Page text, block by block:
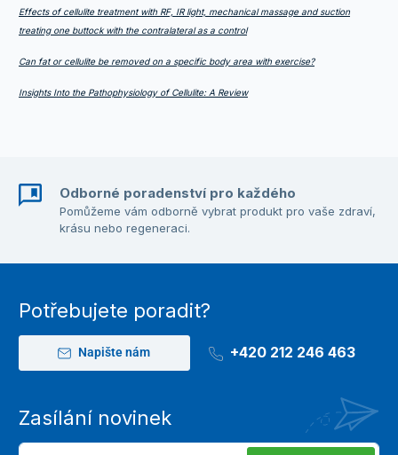
Effects of cellulite treatment with RF, IR light, mechanical massage and suction
treating one buttock with the contralateral as a control
Can fat or cellulite be removed on a specific body area with exercise?
Insights Into the Pathophysiology of Cellulite: A Review
Odborné poradenství pro každého
Pomůžeme vám odborně vybrat produkt pro vaše zdraví,
krásu nebo regeneraci.
Potřebujete poradit?
Napište nám +420 212 246 463
Zasílání novinek